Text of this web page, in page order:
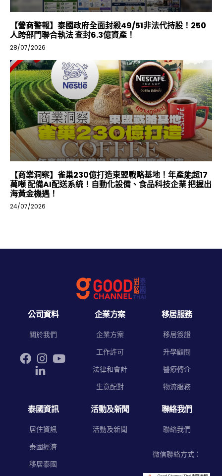
【營商警報】泰國政府全面封殺49/51非法代持股！250
人跨部門聯合執法 查封6.3億資產！
28/07/2026
【商業洞察】雀巢230億打造東盟戰略基地！年產能超17
萬噸 配備AI配送系統！自動化設備、食品科技企業 把握出
海黃金機遇！
24/07/2026
公司資料
關於我們
企業方案
企業方案
工作許可
法律和會計
生意配對
移居服務
移居簽證
升學顧問
醫療轉介
物流服務
泰國資訊
居住資訊
泰國經濟
移居泰國
活動及新聞
活動及新聞
聯絡我們
聯絡我們
微信聯絡方式：